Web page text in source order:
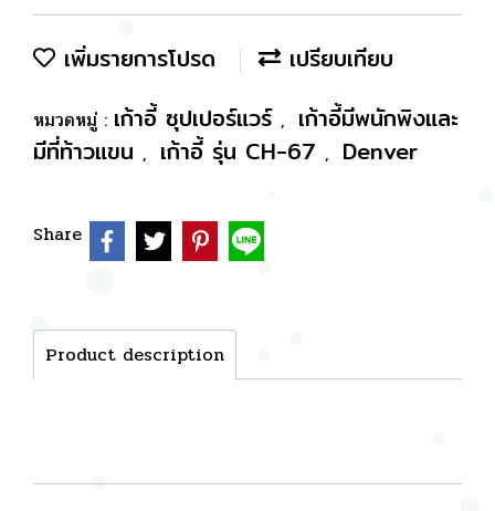
เพิ่มรายการโปรด เปรียบเทียบ
หมวดหมู่ : เก้าอี้ ซุปเปอร์แวร์ , เก้าอี้มีพนักพิงและ
มีที่ท้าวแขน , เก้าอี้ รุ่น CH-67 , Denver
Share
Product description